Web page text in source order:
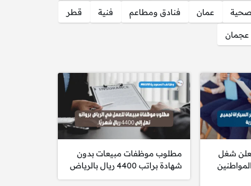
صحية عمان فنادق ومطاعم فنية قطر
تعلن شغل
مطلوب موظفات مبيعات بدون
شهادة براتب 4400 ريال بالرياض